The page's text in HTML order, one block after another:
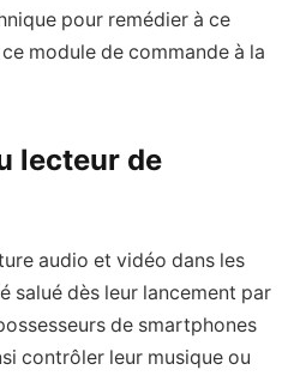
pour remédier à ce
module de commande à la
lecteur de
audio et vidéo dans les
salué dès leur lancement par
de smartphones
contrôler leur musique ou